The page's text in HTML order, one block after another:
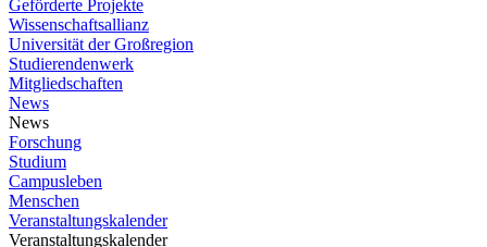
Geförderte Projekte
Wissenschaftsallianz
Universität der Großregion
Studierendenwerk
Mitgliedschaften
News
News
Forschung
Studium
Campusleben
Menschen
Veranstaltungskalender
Veranstaltungskalender